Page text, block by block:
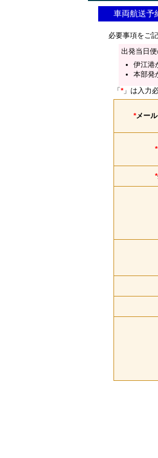
車両航送予
必要事項をご
出発当日
伊江港
本部発
「*」は入力
*メー
*
*